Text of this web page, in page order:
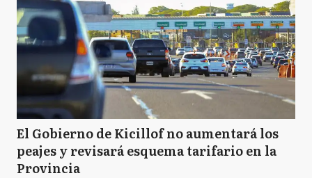
El Gobierno de Kicillof no aumentará los
peajes y revisará esquema tarifario en la
Provincia